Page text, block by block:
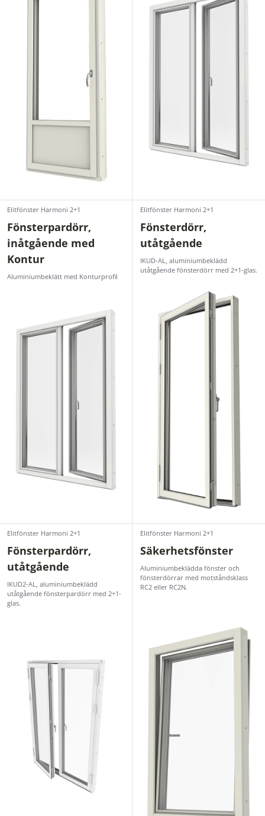
Elitfönster Harmoni 2+1
Fönsterpardörr,
inåtgående med
Kontur
Aluminiumbeklätt med Konturprofil
Elitfönster Harmoni 2+1
Fönsterdörr,
utåtgående
IKUD-AL, aluminiumbeklädd
utåtgående fönsterdörr med 2+1-glas.
Elitfönster Harmoni 2+1
Fönsterpardörr,
utåtgående
IKUD2-AL, aluminiumbeklädd
utåtgående fönsterpardörr med 2+1-
glas.
Elitfönster Harmoni 2+1
Säkerhetsfönster
Aluminiumbeklädda fönster och
fönsterdörrar med motståndsklass
RC2 eller RC2N.